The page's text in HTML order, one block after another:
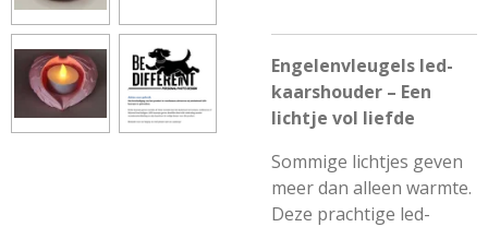
Engelenvleugels led-
kaarshouder – Een
lichtje vol liefde
Sommige lichtjes geven
meer dan alleen warmte.
Deze prachtige led-